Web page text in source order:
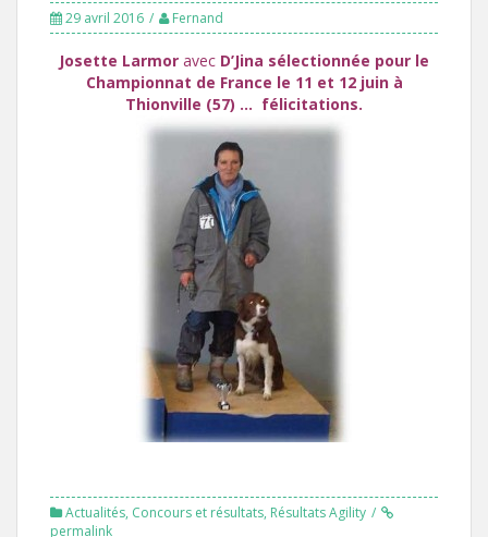
29 avril 2016 Fernand
Josette Larmor avec D’Jina sélectionnée pour le
Championnat de France le 11 et 12 juin à
Thionville (57) … félicitations.
Actualités, Concours et résultats, Résultats Agility
permalink